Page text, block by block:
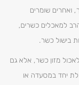
ואחרים שומרים
למאכלים כשרים,
בישול כשר.
מזון כשר, אלא גם
יחד במסעדה או